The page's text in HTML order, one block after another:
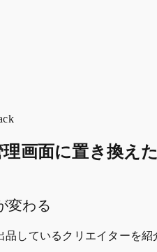
画面に置き換
変わる
しているクリエイターを紹